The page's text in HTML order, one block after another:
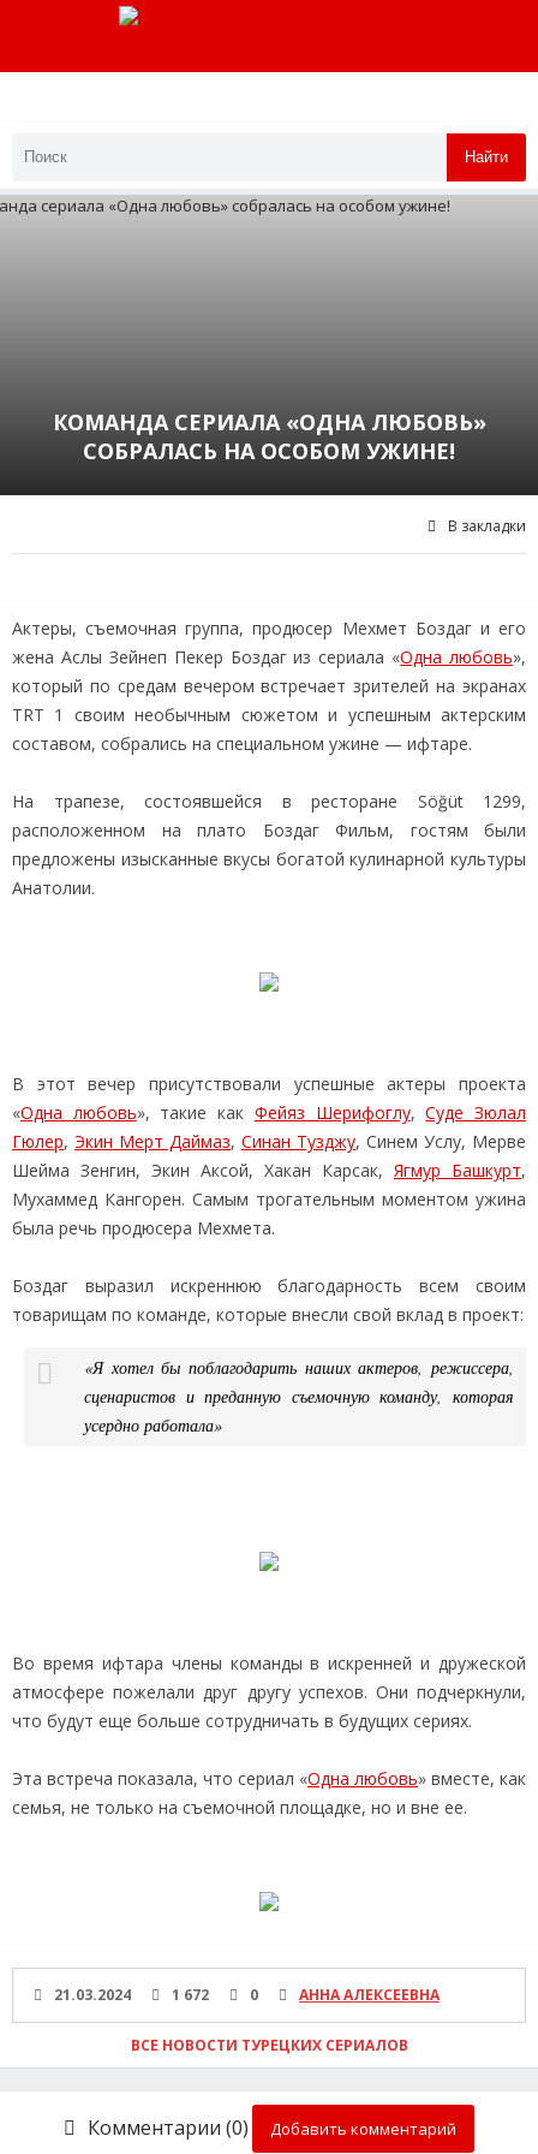
Найти
КОМАНДА СЕРИАЛА «ОДНА ЛЮБОВЬ»
СОБРАЛАСЬ НА ОСОБОМ УЖИНЕ!
В закладки
Актеры, съемочная группа, продюсер Мехмет Боздаг и его
жена Аслы Зейнеп Пекер Боздаг из сериала «Одна любовь»,
который по средам вечером встречает зрителей на экранах
TRT 1 своим необычным сюжетом и успешным актерским
составом, собрались на специальном ужине — ифтаре.
На трапезе, состоявшейся в ресторане Söğüt 1299,
расположенном на плато Боздаг Фильм, гостям были
предложены изысканные вкусы богатой кулинарной культуры
Анатолии.
В этот вечер присутствовали успешные актеры проекта
«Одна любовь», такие как Фейяз Шерифоглу,Суде Зюлал
Гюлер, Экин Мерт Даймаз, Синан Тузджу, Синем Услу, Мерве
Шейма Зенгин, Экин Аксой, Хакан Карсак, Ягмур Башкурт,
Мухаммед Кангорен. Самым трогательным моментом ужина
была речь продюсера Мехмета.
Боздаг выразил искреннюю благодарность всем своим
товарищам по команде, которые внесли свой вклад в проект:
«Я хотел бы поблагодарить наших актеров, режиссера,
сценаристов и преданную съемочную команду, которая
усердно работала»
Во время ифтара члены команды в искренней и дружеской
атмосфере пожелали друг другу успехов. Они подчеркнули,
что будут еще больше сотрудничать в будущих сериях.
Эта встреча показала, что сериал «Одна любовь» вместе, как
семья, не только на съемочной площадке, но и вне ее.
21.03.2024 1 672 0 АННА АЛЕКСЕЕВНА
ВСЕ НОВОСТИ ТУРЕЦКИХ СЕРИАЛОВ
Комментарии (0) Добавить комментарий